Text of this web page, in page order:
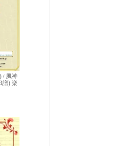
/ 風神
譜) 楽